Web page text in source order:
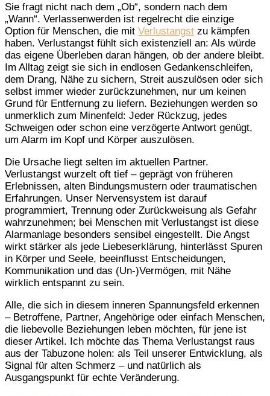
Sie fragt nicht nach dem „Ob“, sondern nach dem
„Wann“. Verlassenwerden ist regelrecht die einzige
Option für Menschen, die mit Verlustangst zu kämpfen
haben. Verlustangst fühlt sich existenziell an: Als würde
das eigene Überleben daran hängen, ob der andere bleibt.
Im Alltag zeigt sie sich in endlosen Gedankenschleifen,
dem Drang, Nähe zu sichern, Streit auszulösen oder sich
selbst immer wieder zurückzunehmen, nur um keinen
Grund für Entfernung zu liefern. Beziehungen werden so
unmerklich zum Minenfeld: Jeder Rückzug, jedes
Schweigen oder schon eine verzögerte Antwort genügt,
um Alarm im Kopf und Körper auszulösen.
Die Ursache liegt selten im aktuellen Partner.
Verlustangst wurzelt oft tief – geprägt von früheren
Erlebnissen, alten Bindungsmustern oder traumatischen
Erfahrungen. Unser Nervensystem ist darauf
programmiert, Trennung oder Zurückweisung als Gefahr
wahrzunehmen; bei Menschen mit Verlustangst ist diese
Alarmanlage besonders sensibel eingestellt. Die Angst
wirkt stärker als jede Liebeserklärung, hinterlässt Spuren
in Körper und Seele, beeinflusst Entscheidungen,
Kommunikation und das (Un-)Vermögen, mit Nähe
wirklich entspannt zu sein.
Alle, die sich in diesem inneren Spannungsfeld erkennen
– Betroffene, Partner, Angehörige oder einfach Menschen,
die liebevolle Beziehungen leben möchten, für jene ist
dieser Artikel. Ich möchte das Thema Verlustangst raus
aus der Tabuzone holen: als Teil unserer Entwicklung, als
Signal für alten Schmerz – und natürlich als
Ausgangspunkt für echte Veränderung.